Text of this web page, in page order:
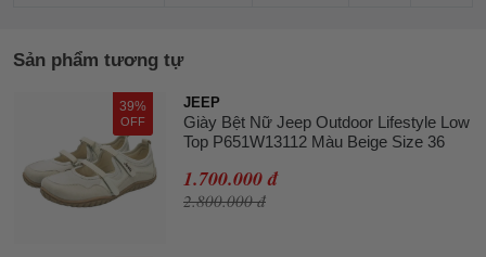
Sản phẩm tương tự
39%
OFF
JEEP
Giày Bệt Nữ Jeep Outdoor Lifestyle Low
Top P651W13112 Màu Beige Size 36
1.700.000 đ
2.800.000 đ